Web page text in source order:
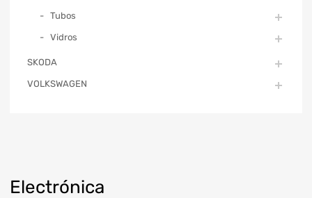
Electrónica
Tubos
Vidros
SKODA
VOLKSWAGEN